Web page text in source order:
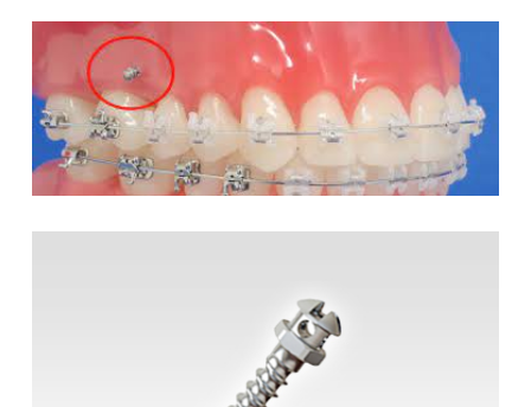
先天性欠如（歯の数が足りない）
プライバシーポリシー